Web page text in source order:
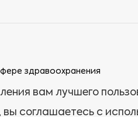
здравоохранения
вам лучшего
соглашаетесь с